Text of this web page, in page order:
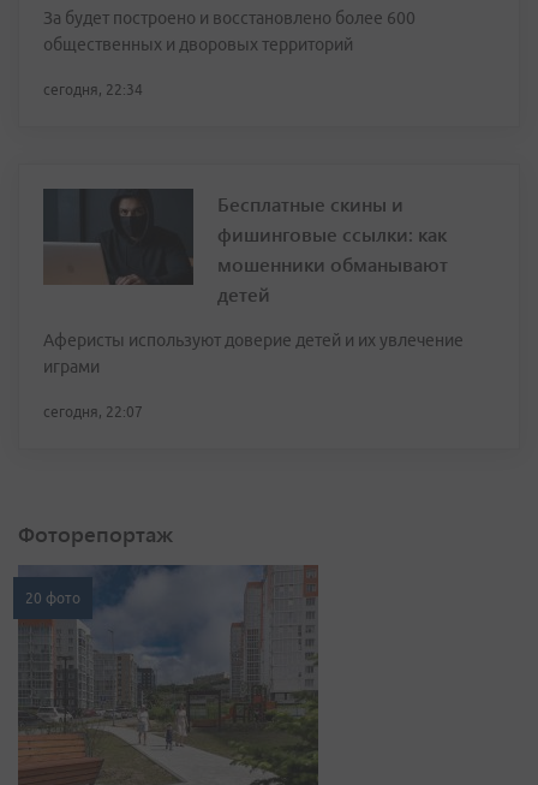
За будет построено и восстановлено более 600
общественных и дворовых территорий
сегодня, 22:34
Бесплатные скины и
фишинговые ссылки: как
мошенники обманывают
детей
Аферисты используют доверие детей и их увлечение
играми
сегодня, 22:07
Фоторепортаж
20 фото